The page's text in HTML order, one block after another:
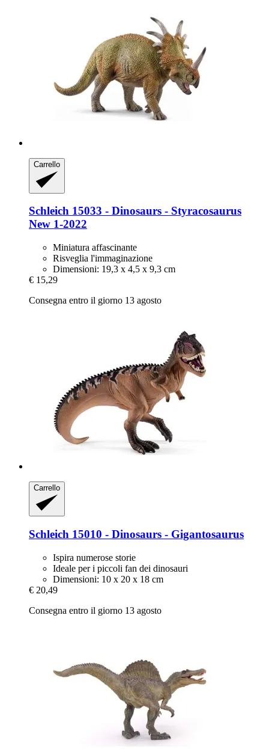
Carrello
Schleich 15033 -​ Dinosaurs -​ Styracosaurus
New 1-​2022
Miniatura affascinante
Risveglia l'immaginazione
Dimensioni: 19,3 x 4,5 x 9,3 cm
€ 15,29
Consegna entro il giorno 13 agosto
Carrello
Schleich 15010 -​ Dinosaurs -​ Gigantosaurus
Ispira numerose storie
Ideale per i piccoli fan dei dinosauri
Dimensioni: 10 x 20 x 18 cm
€ 20,49
Consegna entro il giorno 13 agosto